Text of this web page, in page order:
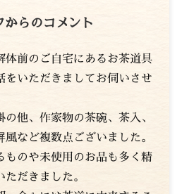
からのコメント
体前のご自宅にあるお茶道具
をいただきましてお伺いさせ
他、作家物の茶碗、茶入、
など複数点ございました。
ものや未使用のお品も多く精
だきました。